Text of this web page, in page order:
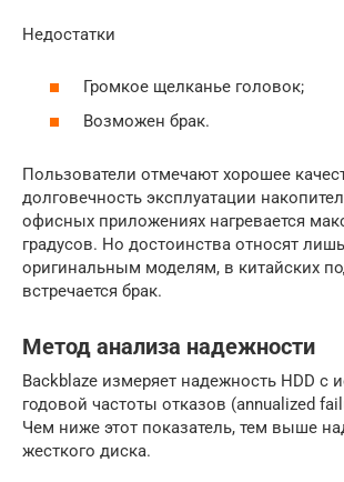
Недостатки
Громкое щелканье головок;
Возможен брак.
Пользователи отмечают хорошее
долговечность эксплуатации
офисных приложениях нагревается
градусов. Но достоинства относят
оригинальным моделям, в китайских
встречается брак.
Метод анализа надежности
Backblaze измеряет надежность HDD с
годовой частоты отказов (annualized
Чем ниже этот показатель, тем выше
жесткого диска.